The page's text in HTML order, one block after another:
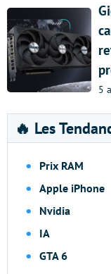
5
🔥 Les
Prix RAM
Apple iPhone
Nvidia
IA
GTA 6